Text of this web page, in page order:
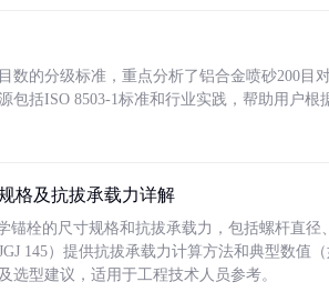
数的分级标准，重点分析了铝合金喷砂200目
包括ISO 8503-1标准和行业实践，帮助用户根
格及抗拔承载力详解
锚栓的尺寸规格和抗拔承载力，包括螺杆直
145）提供抗拔承载力计算方法和典型数值
选型建议，适用于工程技术人员参考。